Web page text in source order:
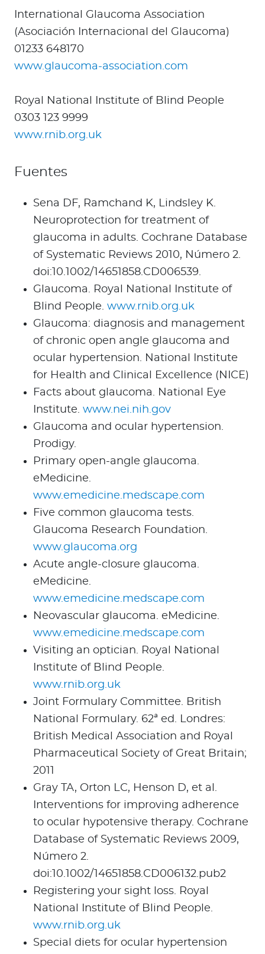
International Glaucoma Association
(Asociación Internacional del Glaucoma)
01233 648170
www.glaucoma-association.com
Royal National Institute of Blind People
0303 123 9999
www.rnib.org.uk
Fuentes
Sena DF, Ramchand K, Lindsley K.
Neuroprotection for treatment of
glaucoma in adults. Cochrane Database
of Systematic Reviews 2010, Número 2.
doi:10.1002/14651858.CD006539.
Glaucoma. Royal National Institute of
Blind People. www.rnib.org.uk
Glaucoma: diagnosis and management
of chronic open angle glaucoma and
ocular hypertension. National Institute
for Health and Clinical Excellence (NICE)
Facts about glaucoma. National Eye
Institute. www.nei.nih.gov
Glaucoma and ocular hypertension.
Prodigy.
Primary open-angle glaucoma.
eMedicine.
www.emedicine.medscape.com
Five common glaucoma tests.
Glaucoma Research Foundation.
www.glaucoma.org
Acute angle-closure glaucoma.
eMedicine.
www.emedicine.medscape.com
Neovascular glaucoma. eMedicine.
www.emedicine.medscape.com
Visiting an optician. Royal National
Institute of Blind People.
www.rnib.org.uk
Joint Formulary Committee. British
National Formulary. 62ª ed. Londres:
British Medical Association and Royal
Pharmaceutical Society of Great Britain;
2011
Gray TA, Orton LC, Henson D, et al.
Interventions for improving adherence
to ocular hypotensive therapy. Cochrane
Database of Systematic Reviews 2009,
Número 2.
doi:10.1002/14651858.CD006132.pub2
Registering your sight loss. Royal
National Institute of Blind People.
www.rnib.org.uk
Special diets for ocular hypertension